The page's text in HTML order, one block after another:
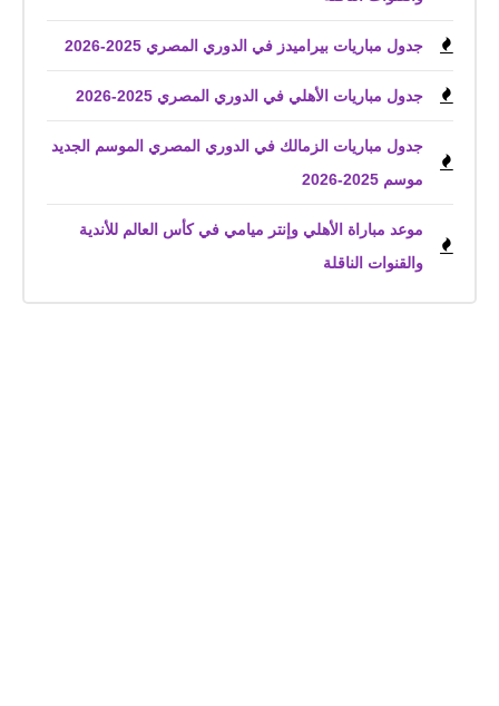
جدول مباريات بيراميدز في الدوري المصري 2025-2026
جدول مباريات الأهلي في الدوري المصري 2025-2026
جدول مباريات الزمالك في الدوري المصري الموسم الجديد
موسم 2025-2026
موعد مباراة الأهلي وإنتر ميامي في كأس العالم للأندية
والقنوات الناقلة